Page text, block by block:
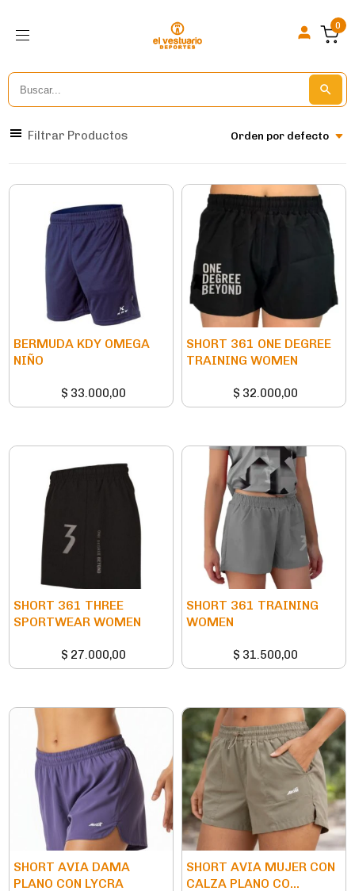
0
Search
for:
Search
Filtrar Productos Orden por defecto
BERMUDA KDY OMEGA
NIÑO
$ 33.000,00
SHORT 361 ONE DEGREE
TRAINING WOMEN
$ 32.000,00
SHORT 361 THREE
SPORTWEAR WOMEN
$ 27.000,00
SHORT 361 TRAINING
WOMEN
$ 31.500,00
SHORT AVIA DAMA
PLANO CON LYCRA
SHORT AVIA MUJER CON
CALZA PLANO CO...